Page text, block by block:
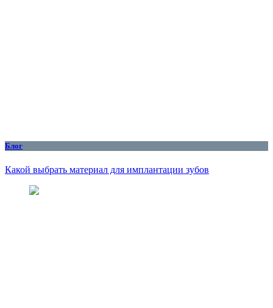
Блог
Какой выбрать материал для имплантации зубов